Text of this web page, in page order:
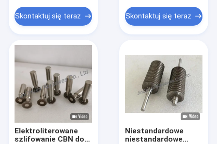
Skontaktuj się teraz Skontaktuj się teraz
Elektroliterowane
szlifowanie CBN do
Niestandardowe
niestandardowe